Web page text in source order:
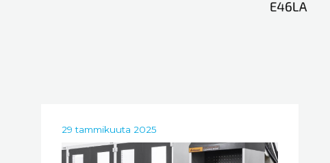
29 tammikuuta 2025